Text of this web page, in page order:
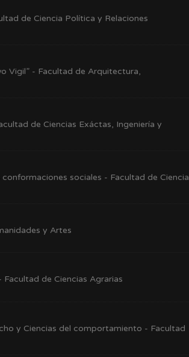
de Ciencia Política y Relaciones
Vigil” - Facultad de Arquitectura,
de Ciencias Exáctas, Ingeniería y
sociales - Facultad de Ciencia
y Artes
de Ciencias Agrarias
y Ciencias del comportamiento - Facultad